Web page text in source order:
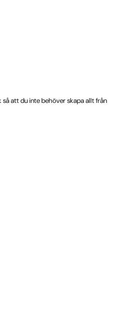
att du inte behöver skapa allt från